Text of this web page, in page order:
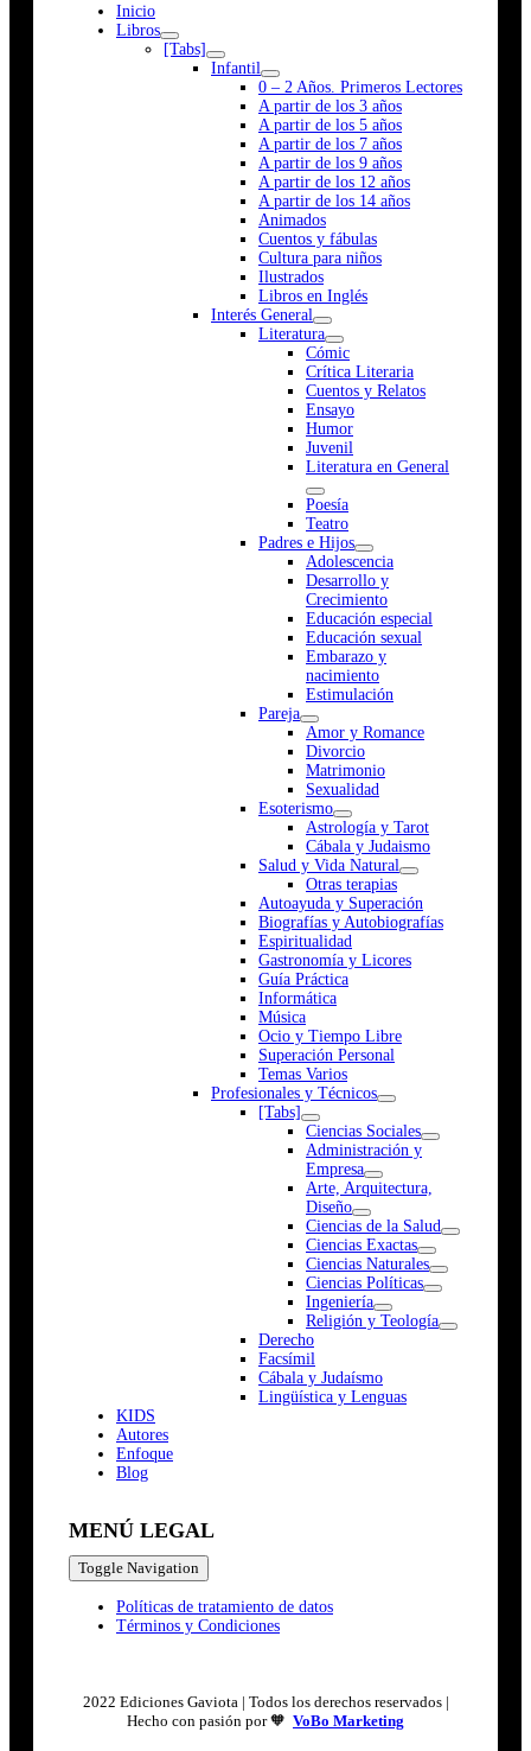
Inicio
Libros
[Tabs]
Infantil
0 – 2 Años. Primeros Lectores
A partir de los 3 años
A partir de los 5 años
A partir de los 7 años
A partir de los 9 años
A partir de los 12 años
A partir de los 14 años
Animados
Cuentos y fábulas
Cultura para niños
Ilustrados
Libros en Inglés
Interés General
Literatura
Cómic
Crítica Literaria
Cuentos y Relatos
Ensayo
Humor
Juvenil
Literatura en General
Poesía
Teatro
Padres e Hijos
Adolescencia
Desarrollo y
Crecimiento
Educación especial
Educación sexual
Embarazo y
nacimiento
Estimulación
Pareja
Amor y Romance
Divorcio
Matrimonio
Sexualidad
Esoterismo
Astrología y Tarot
Cábala y Judaismo
Salud y Vida Natural
Otras terapias
Autoayuda y Superación
Biografías y Autobiografías
Espiritualidad
Gastronomía y Licores
Guía Práctica
Informática
Música
Ocio y Tiempo Libre
Superación Personal
Temas Varios
Profesionales y Técnicos
[Tabs]
Ciencias Sociales
Administración y
Empresa
Arte, Arquitectura,
Diseño
Ciencias de la Salud
Ciencias Exactas
Ciencias Naturales
Ciencias Políticas
Ingeniería
Religión y Teología
Derecho
Facsímil
Cábala y Judaísmo
Lingüística y Lenguas
KIDS
Autores
Enfoque
Blog
MENÚ LEGAL
Toggle Navigation
Políticas de tratamiento de datos
Términos y Condiciones
2022 Ediciones Gaviota | Todos los derechos reservados |
Hecho con pasión por 🧡 VoBo Marketing